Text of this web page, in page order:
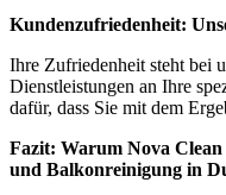
Kundenzufriedenheit:
Ihre Zufriedenheit steht bei
Dienstleistungen an Ihre
dafür, dass Sie mit dem
Fazit: Warum Nova
und Balkonreinigung in